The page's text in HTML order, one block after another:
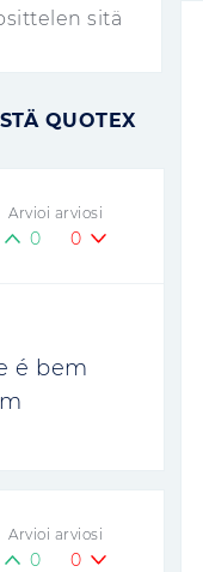
sitä
QUOTEX
Arvioi arviosi
0 0
é bem
Arvioi arviosi
0 0